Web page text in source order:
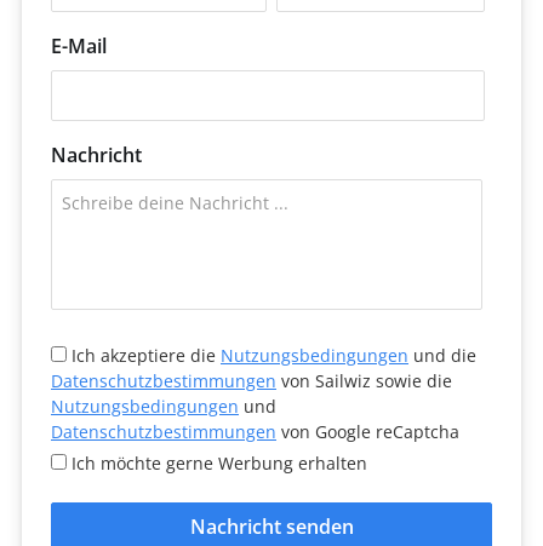
E-Mail
Nachricht
Ich akzeptiere die Nutzungsbedingungen und die
Datenschutzbestimmungen von Sailwiz sowie die
Nutzungsbedingungen und
Datenschutzbestimmungen von Google reCaptcha
Ich möchte gerne Werbung erhalten
Nachricht senden